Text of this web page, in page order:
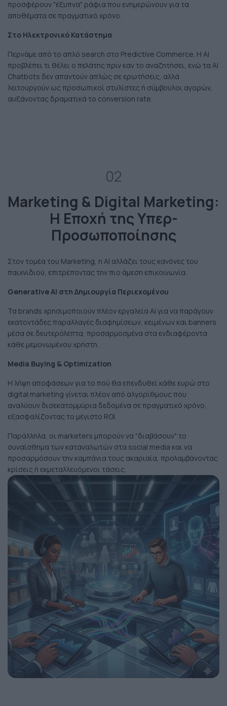
προσφέρουν "έξυπνα" ράφια που ενημερώνουν για τα
αποθέματα σε πραγματικό χρόνο.
Στο Ηλεκτρονικό Κατάστημα
Περνάμε από το απλό search στο Predictive Commerce. Η AI
προβλέπει τι θέλει ο πελάτης πριν καν το αναζητήσει, ενώ τα AI
Chatbots δεν απαντούν απλώς σε ερωτήσεις, αλλά
λειτουργούν ως προσωπικοί στυλίστες ή σύμβουλοι αγορών,
αυξάνοντας δραματικά το conversion rate.
02
Marketing & Digital Marketing:
Η Εποχή της Υπερ-
Προσωποποίησης
Στον τομέα του Marketing, η AI αλλάζει τους κανόνες του
παιχνιδιού, επιτρέποντας την πιο άμεση επικοινωνία.
Generative AI στη Δημιουργία Περιεχομένου
Τα brands χρησιμοποιούν πλέον εργαλεία AI για να παράγουν
εκατοντάδες παραλλαγές διαφημίσεων, κειμένων και banners
μέσα σε δευτερόλεπτα, προσαρμοσμένα στα ενδιαφέροντα
κάθε μεμονωμένου χρήστη.
Media Buying & Optimization
Η λήψη αποφάσεων για το πού θα επενδυθεί κάθε ευρώ στο
digital marketing γίνεται πλέον από αλγορίθμους που
αναλύουν δισεκατομμύρια δεδομένα σε πραγματικό χρόνο,
εξασφαλίζοντας το μέγιστο ROI.
Παράλληλα, οι marketers μπορούν να "διαβάσουν" το
συναίσθημα των καταναλωτών στα social media και να
προσαρμόσουν την καμπάνια τους ακαριαία, προλαμβάνοντας
κρίσεις ή εκμεταλλευόμενοι τάσεις.